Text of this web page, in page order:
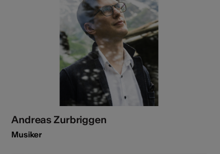
Andreas Zurbriggen
Musiker